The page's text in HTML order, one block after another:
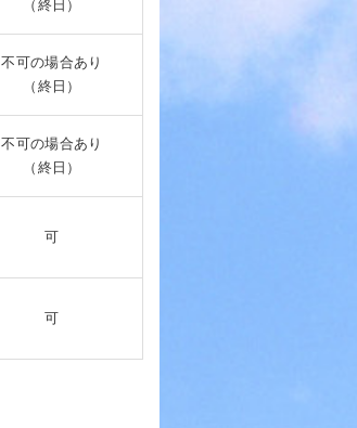
（終日）
不可の場合あり
（終日）
不可の場合あり
（終日）
可
可